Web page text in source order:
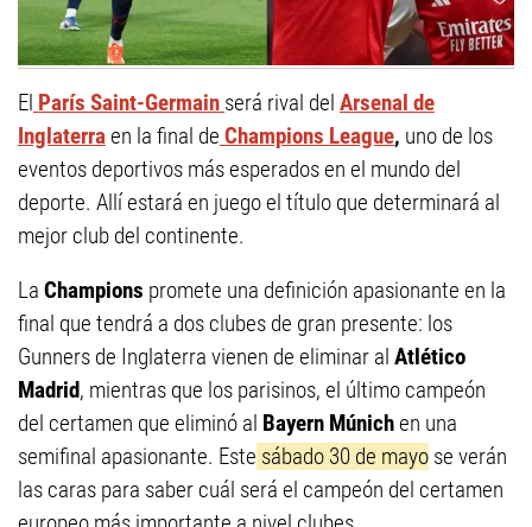
El París Saint-Germain será rival del Arsenal de
Inglaterraen la final de Champions League, uno de los
eventos deportivos más esperados en el mundo del
deporte. Allí estará en juego el título que determinará al
mejor club del continente.
La Champions promete una definición apasionante en la
final que tendrá a dos clubes de gran presente: los
Gunners de Inglaterra vienen de eliminar al Atlético
Madrid, mientras que los parisinos, el último campeón
del certamen que eliminó al Bayern Múnichen una
semifinal apasionante. Este sábado 30 de mayo se verán
las caras para saber cuál será el campeón del certamen